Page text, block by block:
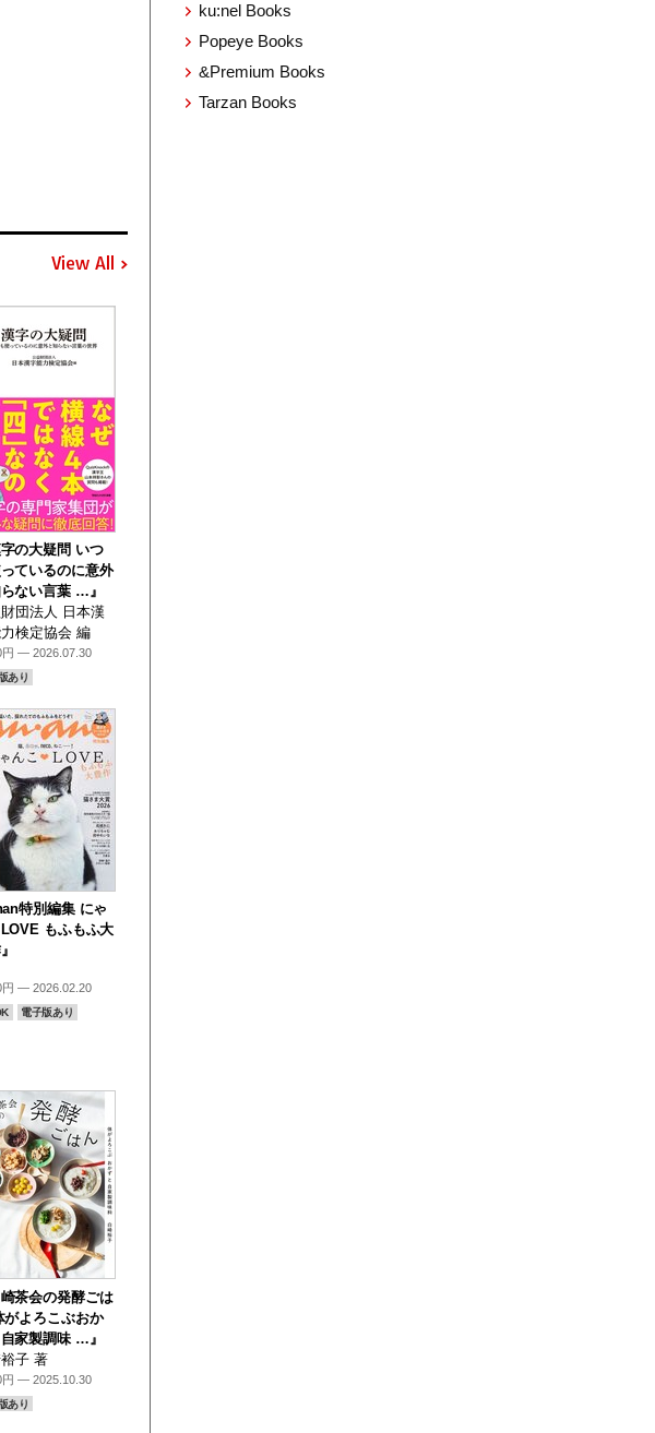
View All
字の大疑問 いつ
ているのに意外
ない言葉 …』
団法人 日本漢
検定協会 編
円 — 2026.07.30
あり
特別編集 にゃ
もふもふ大
円 — 2026.02.20
電子版あり
崎茶会の発酵ごは
がよろこぶおか
家製調味 …』
子 著
円 — 2025.10.30
あり
ku:nel Books
Popeye Books
&Premium Books
Tarzan Books